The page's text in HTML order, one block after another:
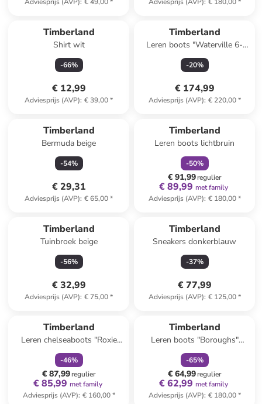
Timberland
Shirt wit
-66%
€ 12,99
Adviesprijs (AVP): € 39,00*
Timberland
Leren boots "Waterville 6-
Inch Basic" lichtbruin
-20%
€ 174,99
Adviesprijs (AVP): € 220,00*
Timberland
Bermuda beige
-54%
€ 29,31
Adviesprijs (AVP): € 65,00*
Timberland
Leren boots lichtbruin
-50%
€ 91,99regulier
€ 89,99 met family
Adviesprijs (AVP): € 180,00*
Timberland
Tuinbroek beige
-56%
€ 32,99
Adviesprijs (AVP): € 75,00*
Timberland
Sneakers donkerblauw
-37%
€ 77,99
Adviesprijs (AVP): € 125,00*
Timberland
Leren chelseaboots "Roxie
Lane" bruin
-46%
€ 87,99regulier
€ 85,99 met family
Adviesprijs (AVP): € 160,00*
Timberland
Leren boots "Boroughs"
kaki/rood
-65%
€ 64,99regulier
€ 62,99 met family
Adviesprijs (AVP): € 180,00*